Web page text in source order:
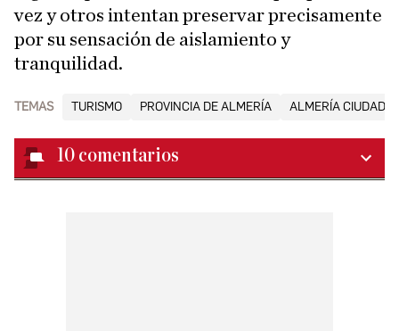
vez y otros intentan preservar precisamente
por su sensación de aislamiento y
tranquilidad.
TEMAS TURISMO PROVINCIA DE ALMERÍA ALMERÍA CIUDAD
10 comentarios